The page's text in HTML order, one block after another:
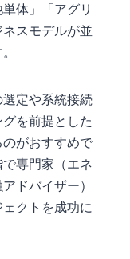
体」「アグリ
スモデルが並
定や系統接続
を前提とした
がおすすめで
専門家（エネ
ドバイザー）
クトを成功に